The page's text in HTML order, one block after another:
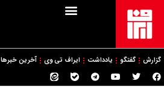
گزارش گفتگو یادداشت ایراف تی وی آخرین خبرها